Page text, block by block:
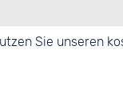
Sie unseren